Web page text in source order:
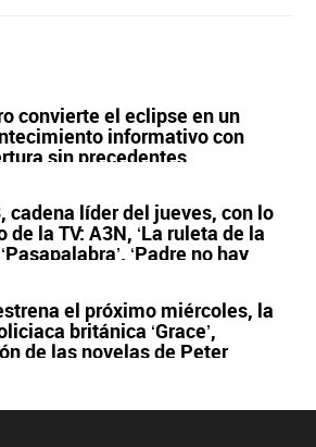
convierte el eclipse en un
informativo con
sin precedentes
cadena líder del jueves, con lo
de la TV: A3N, ‘La ruleta de la
‘Padre no hay
el próximo miércoles, la
británica ‘Grace’,
de las novelas de Peter